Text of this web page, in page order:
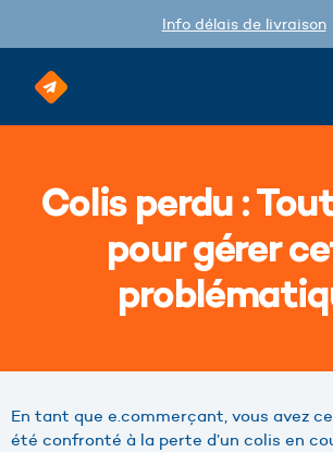
Info délais de livraison
Colis perdu :
pour gérer
En tant que e.commerçant, vous avez
été confronté à la perte d’un colis en